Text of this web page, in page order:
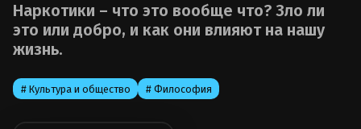
Наркотики – что это вообще что? Зло ли
это или добро, и как они влияют на нашу
жизнь.
# Культура и общество # Философия